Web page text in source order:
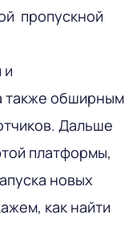
пропускной
и
также обширным
Дальше
платформы,
новых
как найти